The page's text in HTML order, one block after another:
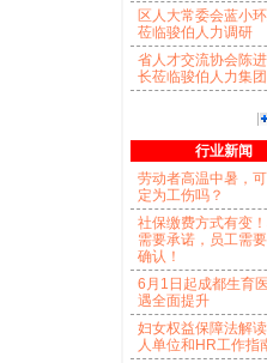
区人大常委会蓝小
莅临骏伯人力调研
省人才交流协会陈
长莅临骏伯人力集
行业新闻
劳动者高温中暑，
定为工伤吗？
社保缴费方式有变
需要承诺，员工需
确认！
6月1日起成都生育
遇全面提升
妇女权益保障法解
人单位和HR工作指